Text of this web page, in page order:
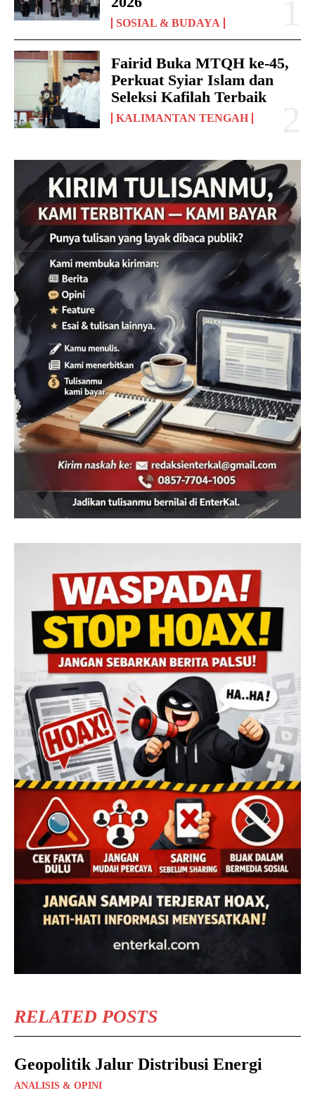
SOSIAL & BUDAYA
Fairid Buka MTQH ke-45,
Perkuat Syiar Islam dan
Seleksi Kafilah Terbaik
KALIMANTAN TENGAH
RELATED POSTS
Geopolitik Jalur Distribusi Energi
ANALISIS & OPINI